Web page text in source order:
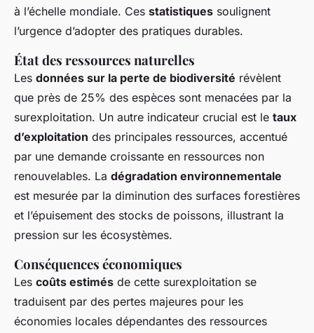
à l’échelle mondiale. Ces statistiques soulignent
l’urgence d’adopter des pratiques durables.
État des ressources naturelles
Les données sur la perte de biodiversité révèlent
que près de 25% des espèces sont menacées par la
surexploitation. Un autre indicateur crucial est le taux
d’exploitation des principales ressources, accentué
par une demande croissante en ressources non
renouvelables. La dégradation environnementale
est mesurée par la diminution des surfaces forestières
et l’épuisement des stocks de poissons, illustrant la
pression sur les écosystèmes.
Conséquences économiques
Les coûts estimés de cette surexploitation se
traduisent par des pertes majeures pour les
économies locales dépendantes des ressources